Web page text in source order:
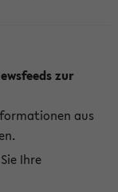
zur
aus
Ihre